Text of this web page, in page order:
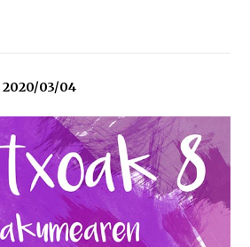
barnetegitik gazteek egindako saio
07/16
eta bonbardinoaren astea, Bilboko
protagonista
07/16
2020/03/04